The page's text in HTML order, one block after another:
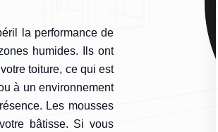
la performance de
humides. Ils ont
toiture, ce qui est
à un environnement
Les mousses
bâtisse. Si vous